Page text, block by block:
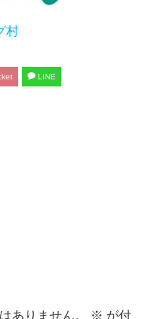
村
LINE
ありません。 ※ が付